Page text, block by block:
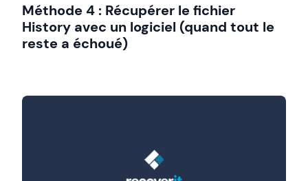
Méthode 4 : Récupérer le fichier
History avec un logiciel (quand tout le
reste a échoué)